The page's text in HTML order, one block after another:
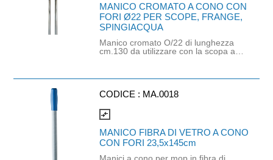
MANICO CROMATO A CONO CON
FORI Ø22 PER SCOPE, FRANGE,
SPINGIACQUA
Manico cromato O/22 di lunghezza
cm.130 da utilizzare con la scopa a
montare tra loro.
CODICE : MA.0018
compare_arrows
MANICO FIBRA DI VETRO A CONO
CON FORI 23,5x145cm